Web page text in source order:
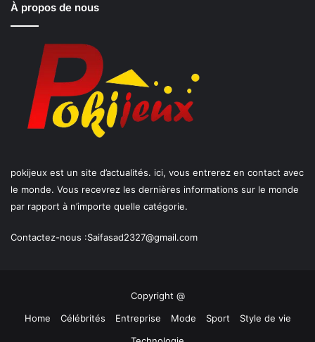
À propos de nous
pokijeux est un site d’actualités. ici, vous entrerez en contact avec
le monde. Vous recevrez les dernières informations sur le monde
par rapport à n’importe quelle catégorie.
Contactez-nous :Saifasad2327@gmail.com
Copyright @
Home
Célébrités Entreprise Mode Sport
Style de vie